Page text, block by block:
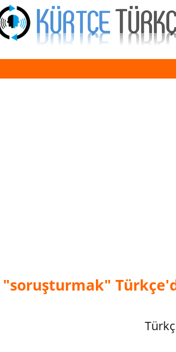
"soruşturmak"